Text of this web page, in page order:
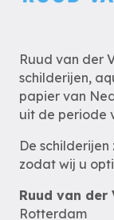
Ruud van der
schilderijen,
papier van
uit de periode
De schilderijen
zodat wij u
Ruud van der
Rotterdam